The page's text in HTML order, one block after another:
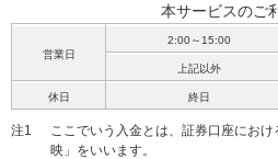
本サービスのご
営業日
2:00～15:00
上記以外
休日 終日
注1
ここでいう入金とは、証券口座にお
映」をいいます。